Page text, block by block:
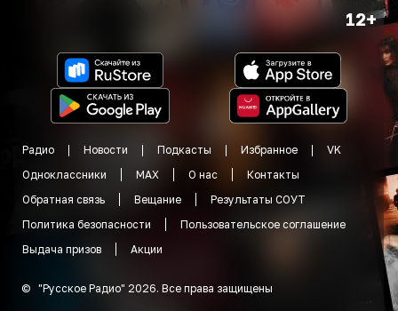
12+
Радио Новости Подкасты Избранное
VK
Одноклассники
MAX О нас
Контакты
Обратная связь
Вещание
Результаты СОУТ
Политика безопасности
Пользовательское соглашение
Выдача призов
Акции
© "Русское Радио" 2026. Все права защищены